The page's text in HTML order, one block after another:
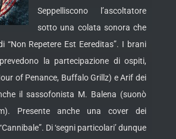
Seppelliscono l’ascoltatore
sotto una colata sonora che
“Non Repetere Est Eereditas”. I brani
la partecipazione di ospiti,
of Penance, Buffalo Grillz) e Arif dei
il sassofonista M. Balena (suonò
Presente anche una cover dei
Di ‘segni particolari’ dunque